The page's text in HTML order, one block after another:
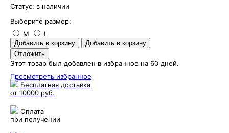
Статус: в наличии
Выберите размер:
M
L
Этот товар был добавлен в избранное на 60 дней.
Просмотреть избранное
Бесплатная доставка
от 10000 руб.
Оплата
при получении